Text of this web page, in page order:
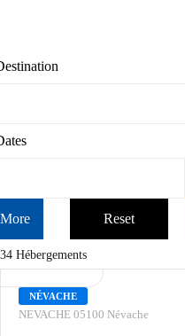
More Reset
34 Hébergements
NÉVACHE
LOCATION
L'Eyrette
NEVACHE 05100 Névache